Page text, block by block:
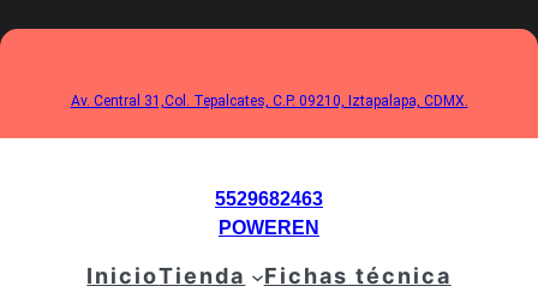
al
Av. Central 31,Col. Tepalcates, C.P. 09210, Iztapalapa, CDMX.
5529682463
POWEREN
InicioTienda Fichas técnica